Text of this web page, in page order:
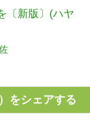
〔新版〕(ハヤ
をシェアする